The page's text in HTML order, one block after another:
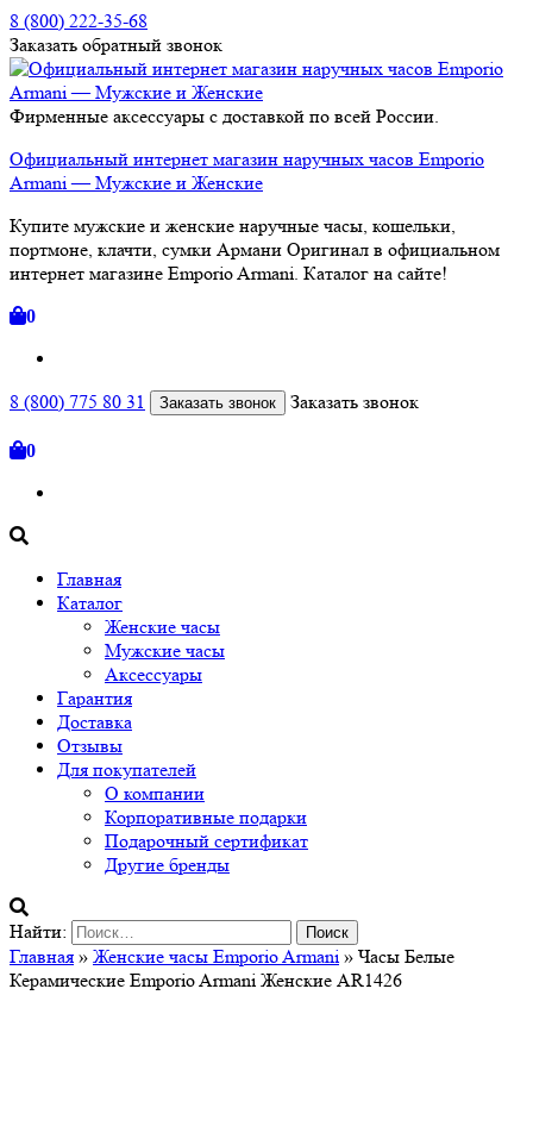
8 (800) 222-35-68
Заказать обратный звонок
Фирменные аксессуары с доставкой по всей России.
Официальный интернет магазин наручных часов Emporio
Armani — Мужские и Женские
Купите мужские и женские наручные часы, кошельки,
портмоне, клачти, сумки Армани Оригинал в официальном
интернет магазине Emporio Armani. Каталог на сайте!
0
8 (800) 775 80 31 Заказать звонок Заказать звонок
0
Главная
Каталог
Женские часы
Мужские часы
Аксессуары
Гарантия
Доставка
Отзывы
Для покупателей
О компании
Корпоративные подарки
Подарочный сертификат
Другие бренды
Найти:
Главная » Женские часы Emporio Armani » Часы Белые
Керамические Emporio Armani Женские AR1426